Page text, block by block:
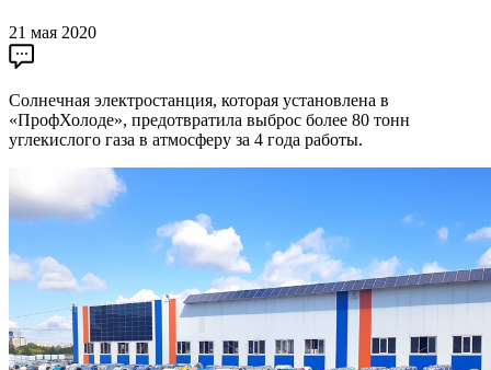
21 мая 2020
Солнечная электростанция, которая установлена в
«ПрофХолоде», предотвратила выброс более 80 тонн
углекислого газа в атмосферу за 4 года работы.